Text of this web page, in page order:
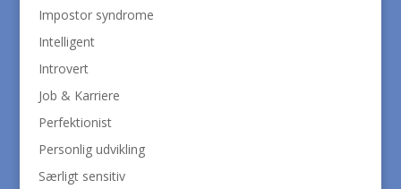
Impostor syndrome
Intelligent
Introvert
Job & Karriere
Perfektionist
Personlig udvikling
Særligt sensitiv